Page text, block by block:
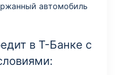
автомобиль
в Т-Банке с